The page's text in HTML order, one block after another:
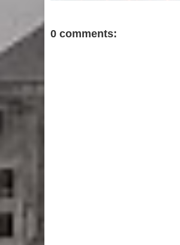
0 comments: